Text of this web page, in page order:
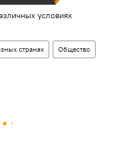
условиях
странах Общество